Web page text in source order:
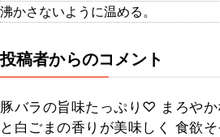
沸かさないように温める。
投稿者からのコメント
豚バラの旨味たっぷり♡ まろやか
と白ごまの香りが美味しく 食欲